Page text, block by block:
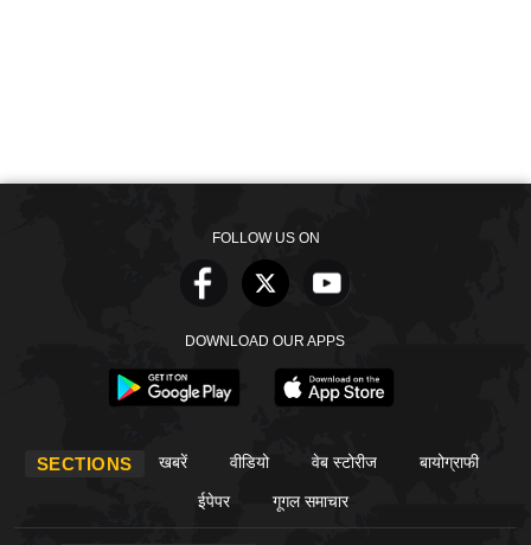
FOLLOW US ON
DOWNLOAD OUR APPS
SECTIONS खबरें वीडियो वेब स्टोरीज बायोग्राफी
ईपेपर गूगल समाचार